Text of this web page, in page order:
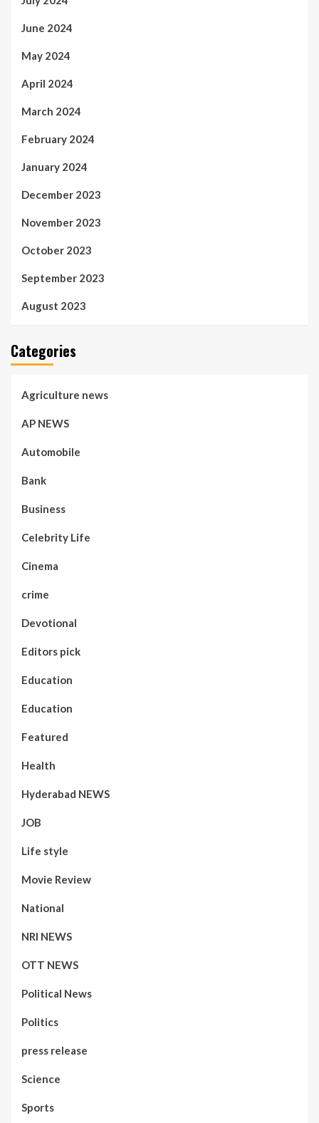
June 2024
May 2024
April 2024
March 2024
February 2024
January 2024
December 2023
November 2023
October 2023
September 2023
August 2023
Categories
Agriculture news
AP NEWS
Automobile
Bank
Business
Celebrity Life
Cinema
crime
Devotional
Editors pick
Education
Education
Featured
Health
Hyderabad NEWS
JOB
Life style
Movie Review
National
NRI NEWS
OTT NEWS
Political News
Politics
press release
Science
Sports